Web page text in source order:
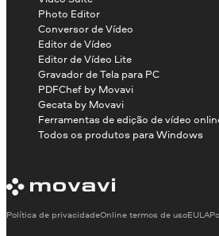
Photo Editor
Conversor de Vídeo
Editor de Vídeo
Editor de Vídeo Lite
Gravador de Tela para PC
PDFChef by Movavi
Gecata by Movavi
Ferramentas de edição de vídeo
Todos os produtos para Windows
Política de privacidadeOnline termos de usoEULA